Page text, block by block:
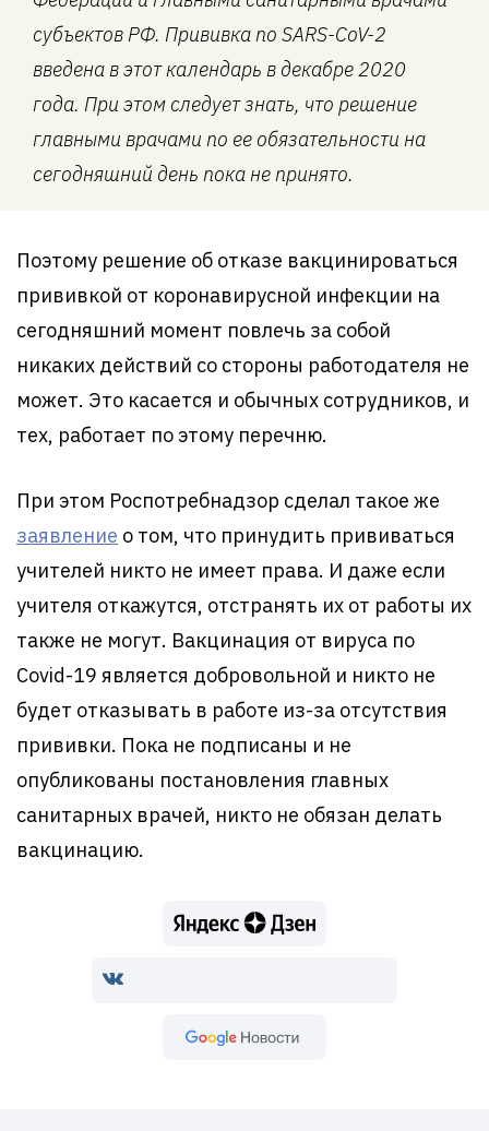
субъектов РФ. Прививка по SARS-CoV-2
введена в этот календарь в декабре 2020
года. При этом следует знать, что решение
главными врачами по ее обязательности на
сегодняшний день пока не принято.
Поэтому решение об отказе вакцинироваться
прививкой от коронавирусной инфекции на
сегодняшний момент повлечь за собой
никаких действий со стороны работодателя не
может. Это касается и обычных сотрудников, и
тех, работает по этому перечню.
При этом Роспотребнадзор сделал такое же
заявление о том, что принудить прививаться
учителей никто не имеет права. И даже если
учителя откажутся, отстранять их от работы их
также не могут. Вакцинация от вируса по
Covid-19 является добровольной и никто не
будет отказывать в работе из-за отсутствия
прививки. Пока не подписаны и не
опубликованы постановления главных
санитарных врачей, никто не обязан делать
вакцинацию.